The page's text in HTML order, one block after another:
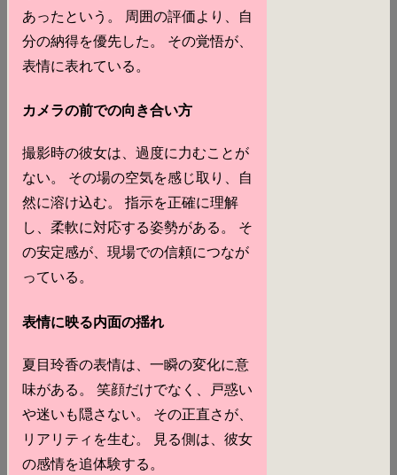
あったという。 周囲の評価より、自
分の納得を優先した。 その覚悟が、
表情に表れている。
カメラの前での向き合い方
撮影時の彼女は、過度に力むことが
ない。 その場の空気を感じ取り、自
然に溶け込む。 指示を正確に理解
し、柔軟に対応する姿勢がある。 そ
の安定感が、現場での信頼につなが
っている。
表情に映る内面の揺れ
夏目玲香の表情は、一瞬の変化に意
味がある。 笑顔だけでなく、戸惑い
や迷いも隠さない。 その正直さが、
リアリティを生む。 見る側は、彼女
の感情を追体験する。